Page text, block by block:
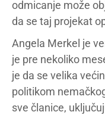
odmicanje može
da se taj projekat
Angela Merkel je
je pre nekoliko
je da se velika
politikom
sve članice,